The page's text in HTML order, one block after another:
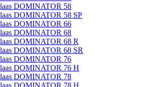
DOMINATOR 58
DOMINATOR 58 SP
DOMINATOR 66
DOMINATOR 68
DOMINATOR 68 R
DOMINATOR 68 SR
DOMINATOR 76
DOMINATOR 76 H
DOMINATOR 78
DOMINATOR 78 H